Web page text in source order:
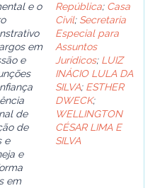
e o
em
e
de
de
e
e
em
República; Casa
Civil; Secretaria
Especial para
Assuntos
Jurídicos; LUIZ
INÁCIO LULA DA
SILVA; ESTHER
DWECK;
WELLINGTON
CÉSAR LIMA E
SILVA